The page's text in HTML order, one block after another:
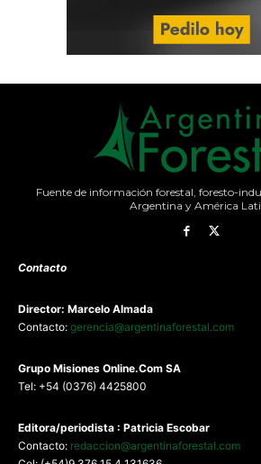
Fuente de información forestal, foresto-
Argentina y América
Contacto
Director: Marcelo Almada
Contacto: gerencia@argentinaforestal.com
Grupo Misiones Online.Com SA
Tel: +54 (0376) 4425800
Editora/periodista : Patricia Escobar
Contacto: redaccion@argentinaforestal.com